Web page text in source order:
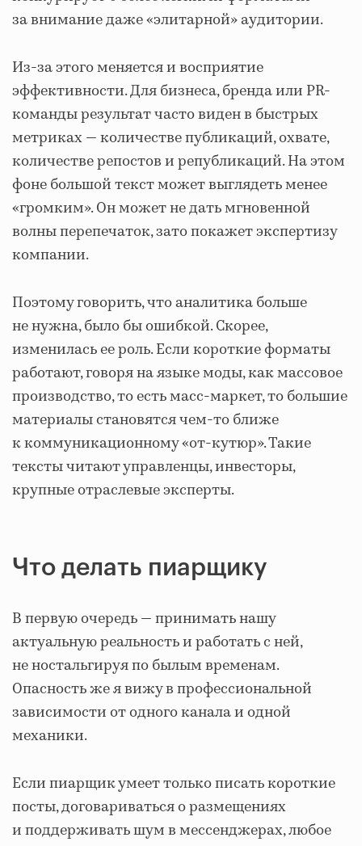
за внимание даже «элитарной» аудитории.
Из-за этого меняется и восприятие
эффективности. Для бизнеса, бренда или PR-
команды результат часто виден в быстрых
метриках — количестве публикаций, охвате,
количестве репостов и републикаций. На этом
фоне большой текст может выглядеть менее
«громким». Он может не дать мгновенной
волны перепечаток, зато покажет экспертизу
компании.
Поэтому говорить, что аналитика больше
не нужна, было бы ошибкой. Скорее,
изменилась ее роль. Если короткие форматы
работают, говоря на языке моды, как массовое
производство, то есть масс-маркет, то большие
материалы становятся чем-то ближе
к коммуникационному «от-кутюр». Такие
тексты читают управленцы, инвесторы,
крупные отраслевые эксперты.
Что делать пиарщику
В первую очередь — принимать нашу
актуальную реальность и работать с ней,
не ностальгируя по былым временам.
Опасность же я вижу в профессиональной
зависимости от одного канала и одной
механики.
Если пиарщик умеет только писать короткие
посты, договариваться о размещениях
и поддерживать шум в мессенджерах, любое